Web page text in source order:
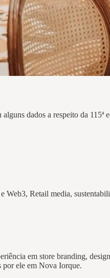
dados a respeito da 115ª
Retail media,
em store branding,
por ele em Nova Iorque.